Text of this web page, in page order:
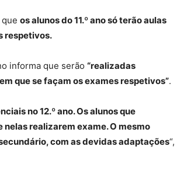
os alunos do 11.º ano só terão aulas
respetivos.
informa que serão “realizadas
que se façam os exames respetivos”.
no 12.º ano. Os alunos que
realizarem exame. O mesmo
com as devidas adaptações“,